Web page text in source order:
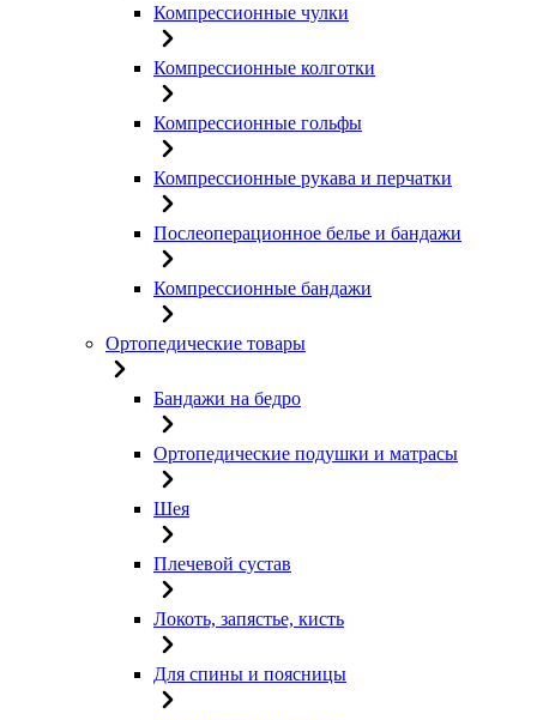
Компрессионные чулки
Компрессионные колготки
Компрессионные гольфы
Компрессионные рукава и перчатки
Послеоперационное белье и бандажи
Компрессионные бандажи
Ортопедические товары
Бандажи на бедро
Ортопедические подушки и матрасы
Шея
Плечевой сустав
Локоть, запястье, кисть
Для спины и поясницы